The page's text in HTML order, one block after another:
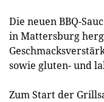
Die neuen BBQ-
in Mattersburg
sowie gluten- und
Zum Start der